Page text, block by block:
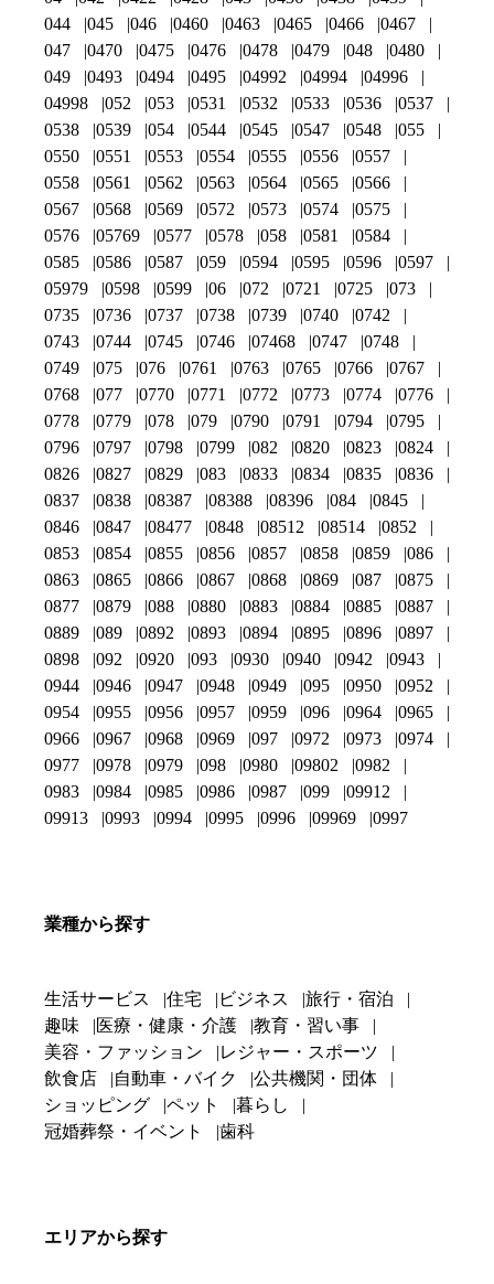
044
045 046 0460 0463 0465 0466
0467
047
0470 0475 0476 0478 0479 048
0480
049
0493 0494 0495 04992 04994
04996
04998
052 053 0531 0532 0533 0536
0537
0538
0539 054 0544 0545 0547 0548
055
0550
0551 0553 0554 0555 0556
0557
0558
0561 0562 0563 0564 0565
0566
0567
0568 0569 0572 0573 0574
0575
0576
05769 0577 0578 058 0581
0584
0585
0586 0587 059 0594 0595 0596
0597
05979
0598 0599 06 072 0721 0725
073
0735
0736 0737 0738 0739 0740
0742
0743
0744 0745 0746 07468 0747
0748
0749
075 076 0761 0763 0765 0766
0767
0768
077 0770 0771 0772 0773 0774
0776
0778
0779 078 079 0790 0791 0794
0795
0796
0797 0798 0799 082 0820 0823
0824
0826
0827 0829 083 0833 0834 0835
0836
0837
0838 08387 08388 08396 084
0845
0846
0847 08477 0848 08512 08514
0852
0853
0854 0855 0856 0857 0858 0859
086
0863
0865 0866 0867 0868 0869 087
0875
0877
0879 088 0880 0883 0884 0885
0887
0889
089 0892 0893 0894 0895 0896
0897
0898
092 0920 093 0930 0940 0942
0943
0944
0946 0947 0948 0949 095 0950
0952
0954
0955 0956 0957 0959 096 0964
0965
0966
0967 0968 0969 097 0972 0973
0974
0977
0978 0979 098 0980 09802
0982
0983
0984 0985 0986 0987 099
09912
09913
0993 0994 0995 0996 09969 0997
業種から探す
生活サービス 住宅 ビジネス
旅行・宿泊
趣味
医療・健康・介護
教育・習い事
美容・ファッション
レジャー・スポーツ
飲食店
自動車・バイク
公共機関・団体
ショッピング
ペット
暮らし
冠婚葬祭・イベント
歯科
エリアから探す